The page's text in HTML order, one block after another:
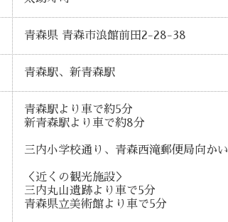
青森県 青森市浪館前田2-28-38
青森駅、新青森駅
青森駅より車で約5分
新青森駅より車で約8分
三内小学校通り、青森西滝郵便局向かい
＜近くの観光施設＞
三内丸山遺跡より車で5分
青森県立美術館より車で5分